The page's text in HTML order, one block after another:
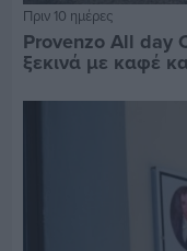
Πριν 10 ημέρες
Provenzo All day
ξεκινά με καφέ